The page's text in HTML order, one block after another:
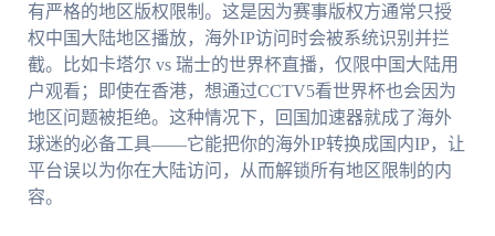
有严格的地区版权限制。这是因为赛事版权方通常只授
权中国大陆地区播放，海外IP访问时会被系统识别并拦
截。比如卡塔尔 vs 瑞士的世界杯直播，仅限中国大陆用
户观看；即使在香港，想通过CCTV5看世界杯也会因为
地区问题被拒绝。这种情况下，回国加速器就成了海外
球迷的必备工具——它能把你的海外IP转换成国内IP，让
平台误以为你在大陆访问，从而解锁所有地区限制的内
容。